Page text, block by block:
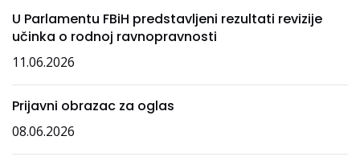
U Parlamentu FBiH predstavljeni rezultati revizije
učinka o rodnoj ravnopravnosti
11.06.2026
Prijavni obrazac za oglas
08.06.2026